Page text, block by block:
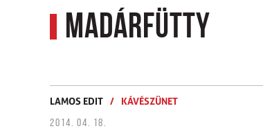
Madárfütty
LAMOS EDIT / KÁVÉSZÜNET
2014. 04. 18.